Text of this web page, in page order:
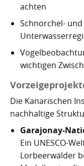
achten
Schnorchel-
wichtigen
Die Kanarischen
nachhaltige
Garajonay-
Ein UNESCO-
Lorbeerwälder